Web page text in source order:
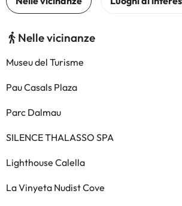
Nelle vicinanze
Museu del Turisme
Pau Casals Plaza
Parc Dalmau
SILENCE THALASSO SPA
Lighthouse Calella
La Vinyeta Nudist Cove